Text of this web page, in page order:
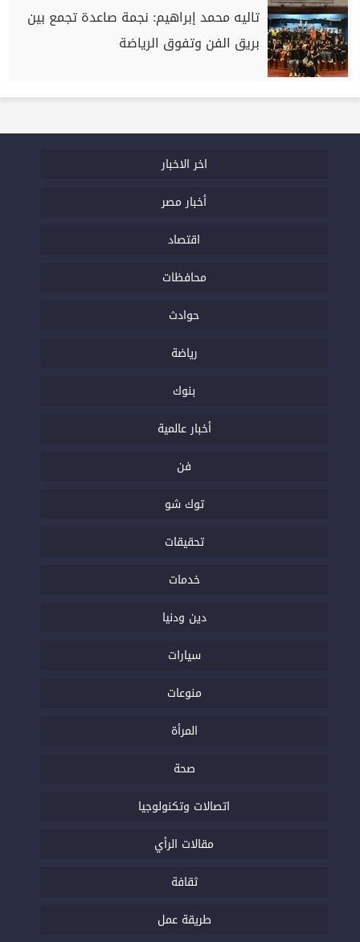
تاليه محمد إبراهيم: نجمة صاعدة تجمع بين
بريق الفن وتفوق الرياضة
اخر الاخبار
أخبار مصر
اقتصاد
محافظات
حوادث
رياضة
بنوك
أخبار عالمية
فن
توك شو
تحقيقات
خدمات
دين ودنيا
سيارات
منوعات
المرأة
صحة
اتصالات وتكنولوجيا
مقالات الرأي
ثقافة
طريقة عمل